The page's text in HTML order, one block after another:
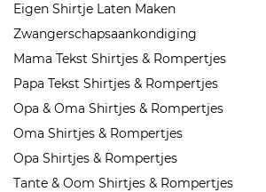
Eigen Shirtje Laten Maken
Zwangerschapsaankondiging
Mama Tekst Shirtjes & Rompertjes
Papa Tekst Shirtjes & Rompertjes
Opa & Oma Shirtjes & Rompertjes
Oma Shirtjes & Rompertjes
Opa Shirtjes & Rompertjes
Tante & Oom Shirtjes & Rompertjes